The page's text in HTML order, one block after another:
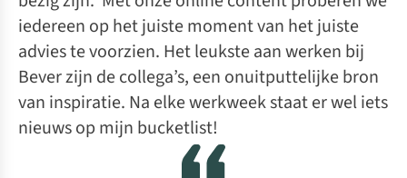
iedereen op het juiste moment van het juiste
advies te voorzien. Het leukste aan werken bij
Bever zijn de collega’s, een onuitputtelijke bron
van inspiratie. Na elke werkweek staat er wel iets
nieuws op mijn bucketlist!